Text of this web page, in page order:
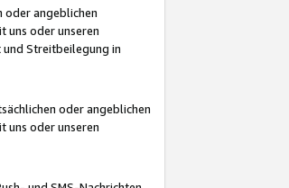
oder angeblichen
uns oder unseren
und Streitbeilegung in
oder angeblichen
uns oder unseren